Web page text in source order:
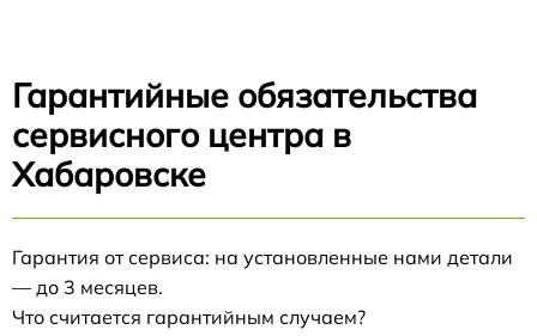
Гарантийные обязательства
сервисного центра в
Хабаровске
Гарантия от сервиса: на установленные нами детали
— до 3 месяцев.
Что считается гарантийным случаем?